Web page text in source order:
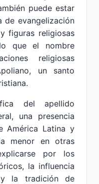
puede estar
de evangelización
figuras religiosas
que el nombre
religiosas
un santo
del apellido
una presencia
América Latina y
menor en otras
por los
la influencia
la tradición de